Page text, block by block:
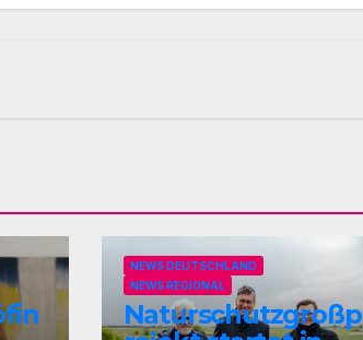
NEWS DEUTSCHLAND
NEWS REGIONAL
Naturschutzgroßp